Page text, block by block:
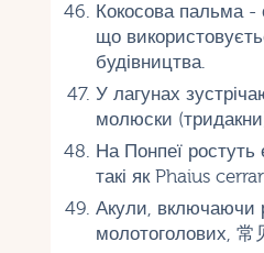
Кокосова пальма -
що
будівництва.
У лагунах
молюски
На Понпеї ростуть
такі як Phaius
Акули, включаючи
молотоголових,